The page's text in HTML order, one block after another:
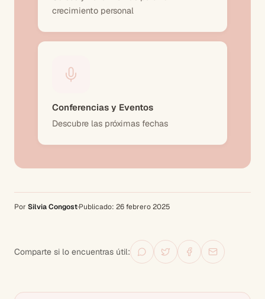
crecimiento personal
Conferencias y Eventos
Descubre las próximas fechas
Por Silvia Congost·Publicado: 26 febrero 2025
Comparte si lo encuentras útil: